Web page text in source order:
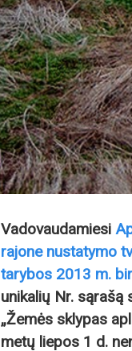
Vadovaudamiesi
rajone nustatymo
tarybos 2013 m.
unikalių Nr. sąrašą
„Žemės sklypas
metų liepos 1 d.